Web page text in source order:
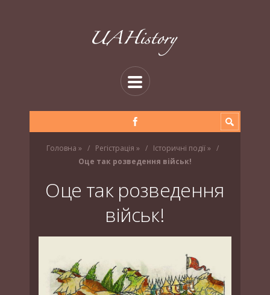
Головна » Регістрація » Історичні події»
Оце так розведення військ!
Оце так розведення
військ!